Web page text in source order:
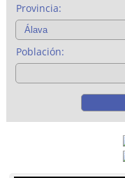
Provincia:
Población: